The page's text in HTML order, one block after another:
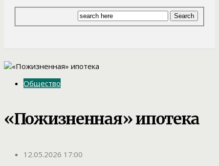
Общество
«Пожизненная» ипотека
12.05.2026 17:00